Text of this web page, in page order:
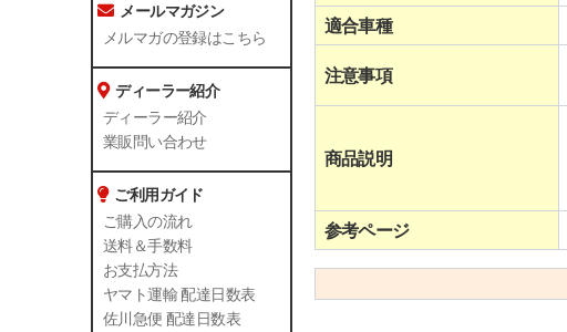
メールマガジン
メルマガの登録はこちら
ディーラー紹介
ディーラー紹介
業販問い合わせ
ご利用ガイド
ご購入の流れ
送料＆手数料
お支払方法
ヤマト運輸 配達日数表
佐川急便 配達日数表
適合車種
注意事項
商品説明
参考ページ